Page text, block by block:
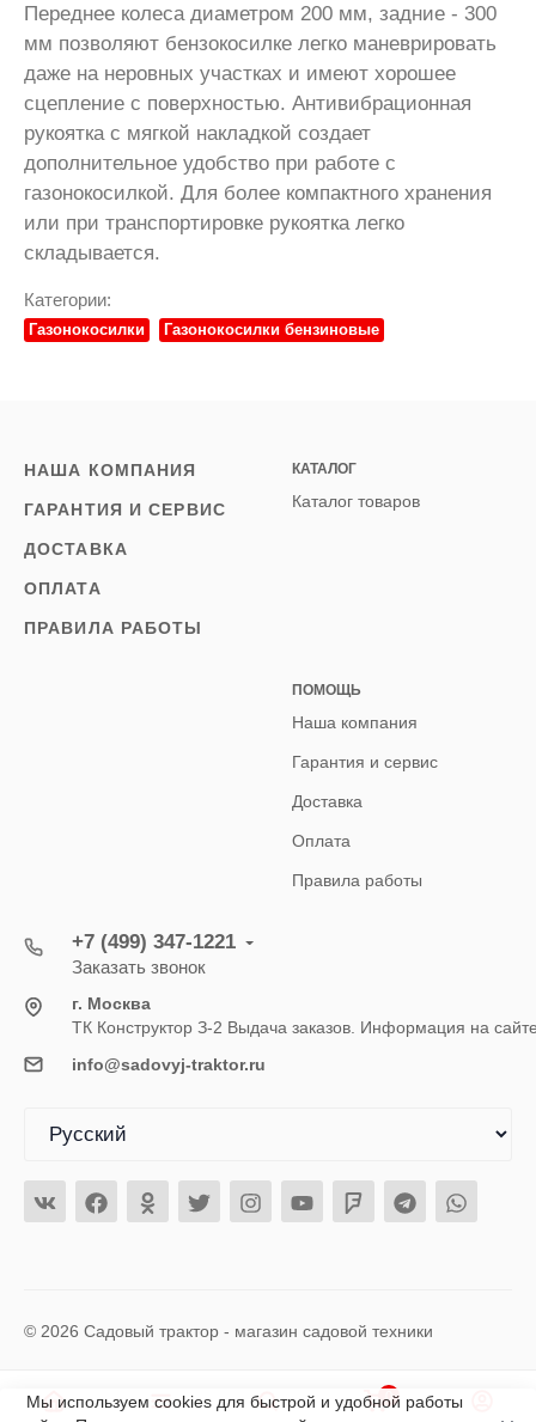
Переднее колеса диаметром 200 мм, задние - 300
мм позволяют бензокосилке легко маневрировать
даже на неровных участках и имеют хорошее
сцепление с поверхностью. Антивибрационная
рукоятка с мягкой накладкой создает
дополнительное удобство при работе с
газонокосилкой. Для более компактного хранения
или при транспортировке рукоятка легко
складывается.
Категории:
Газонокосилки Газонокосилки бензиновые
НАША КОМПАНИЯ
ГАРАНТИЯ И СЕРВИС
ДОСТАВКА
ОПЛАТА
ПРАВИЛА РАБОТЫ
КАТАЛОГ
Каталог товаров
ПОМОЩЬ
Наша компания
Гарантия и сервис
Доставка
Оплата
Правила работы
+7 (499) 347-1221
Заказать звонок
г. Москва
ТК Конструктор З-2 Выдача заказов. Информация на
info@sadovyj-traktor.ru
© 2026 Садовый трактор - магазин садовой техники
Мы используем cookies для быстрой и удобной работы